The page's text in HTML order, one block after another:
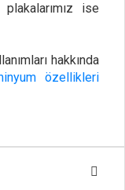
ise
hakkında
özellikleri